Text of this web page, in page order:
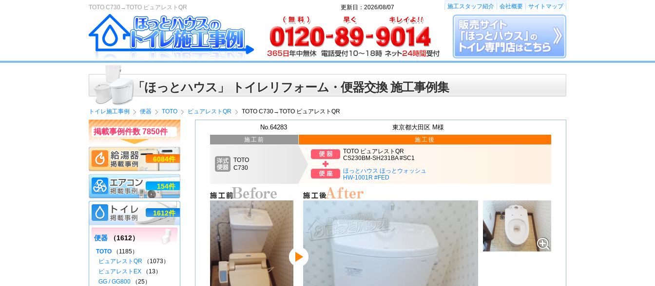
TOTO C730→TOTO ピュアレストQR
「ほっとハウス」 トイレリフォーム・便器交換 施工事例集
トイレ施工事例 便器 TOTO ピュアレストQR TOTO C730→TOTO ピュアレストQR
No.64283 東京都大田区 M様
施工前
TOTO
C730
施工後
TOTO ピュアレストQR
CS230BM-SH231BA #SC1
ほっとハウス ほっとウォッシュ
HW-1001R #FED
掲載事例件数 7850件
6084件
154件
1612件
便器 （1612）
TOTO （1185）
ピュアレストQR （1073）
ピュアレストEX （13）
GG / GG800 （25）
更新日：2026/08/07 施工スタッフ紹介 会社概要 サイトマップ